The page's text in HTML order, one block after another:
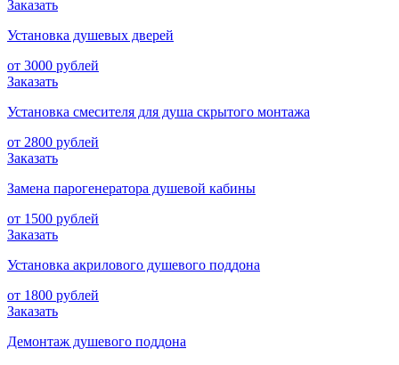
Заказать
Установка душевых дверей
от 3000 рублей
Заказать
Установка смесителя для душа скрытого монтажа
от 2800 рублей
Заказать
Замена парогенератора душевой кабины
от 1500 рублей
Заказать
Установка акрилового душевого поддона
от 1800 рублей
Заказать
Демонтаж душевого поддона